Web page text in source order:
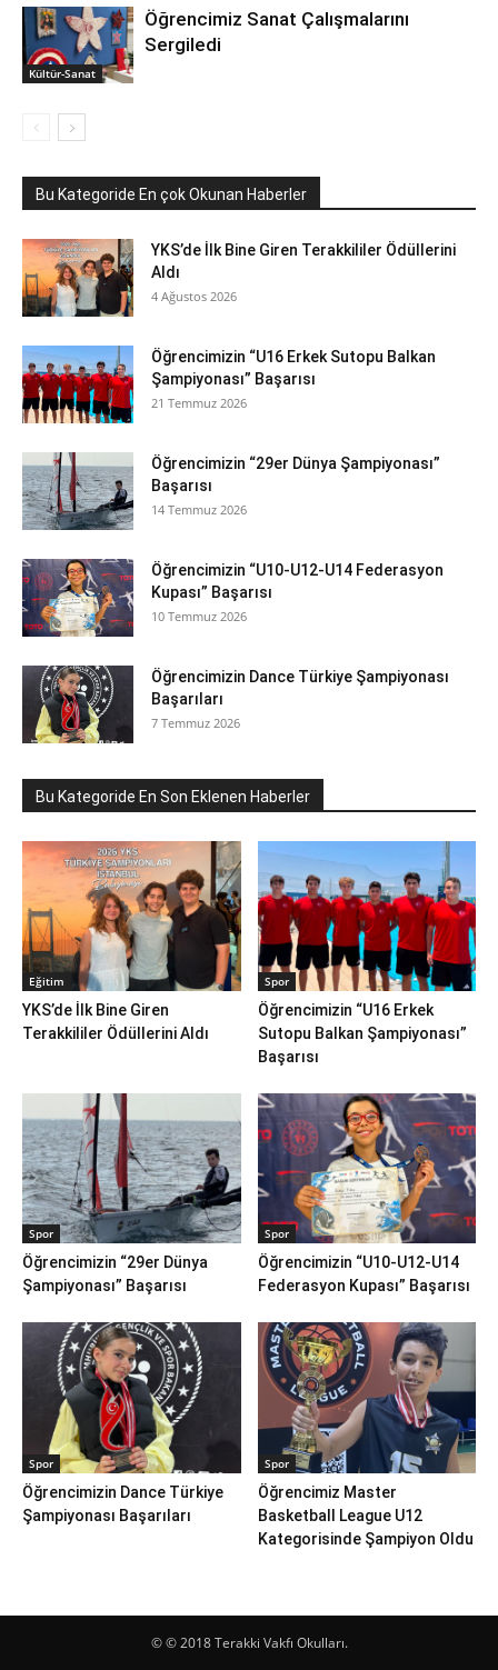
Kültür-Sanat
Öğrencimiz Sanat Çalışmalarını
Sergiledi
Bu Kategoride En çok Okunan Haberler
YKS’de İlk Bine Giren Terakkililer Ödüllerini
Aldı
4 Ağustos 2026
Öğrencimizin “U16 Erkek Sutopu Balkan
Şampiyonası” Başarısı
21 Temmuz 2026
Öğrencimizin “29er Dünya Şampiyonası”
Başarısı
14 Temmuz 2026
Öğrencimizin “U10-U12-U14 Federasyon
Kupası” Başarısı
10 Temmuz 2026
Öğrencimizin Dance Türkiye Şampiyonası
Başarıları
7 Temmuz 2026
Bu Kategoride En Son Eklenen Haberler
Eğitim
YKS’de İlk Bine Giren
Terakkililer Ödüllerini Aldı
Spor
Öğrencimizin “U16 Erkek
Sutopu Balkan Şampiyonası”
Başarısı
Spor
Öğrencimizin “29er Dünya
Şampiyonası” Başarısı
Spor
Öğrencimizin “U10-U12-U14
Federasyon Kupası” Başarısı
Spor
Öğrencimizin Dance Türkiye
Şampiyonası Başarıları
Spor
Öğrencimiz Master
Basketball League U12
Kategorisinde Şampiyon Oldu
© © 2018 Terakki Vakfı Okulları.